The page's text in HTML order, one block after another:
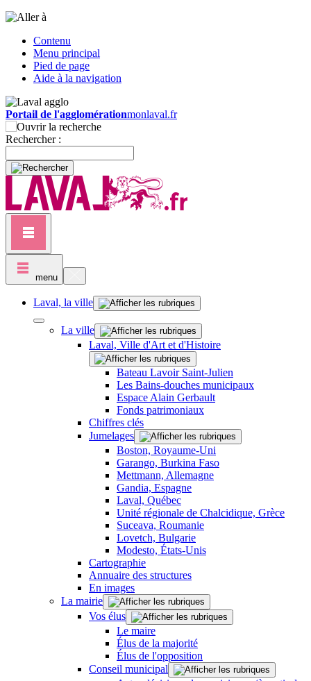
Contenu
Menu principal
Pied de page
Aide à la navigation
Portail de l'agglomérationmonlaval.fr
Rechercher :
menu
Laval, la ville
La ville
Laval, Ville d'Art et d'Histoire
Bateau Lavoir Saint-Julien
Les Bains-douches municipaux
Espace Alain Gerbault
Fonds patrimoniaux
Chiffres clés
Jumelages
Boston, Royaume-Uni
Garango, Burkina Faso
Mettmann, Allemagne
Gandia, Espagne
Laval, Québec
Unité régionale de Chalcidique, Grèce
Suceava, Roumanie
Lovetch, Bulgarie
Modesto, États-Unis
Cartographie
Annuaire des structures
En images
La mairie
Vos élus
Le maire
Élus de la majorité
Élus de l'opposition
Conseil municipal